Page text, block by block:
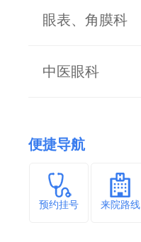
眼表、角膜科
中医眼科
便捷导航
预约挂号 来院路线